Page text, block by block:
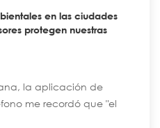
en las ciudades
protegen nuestras
la aplicación de
me recordó que "el